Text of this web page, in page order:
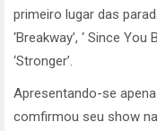
primeiro lugar das
‘Breakway’, ‘ Since You
‘Stronger’.
Apresentando-se
comfirmou seu show